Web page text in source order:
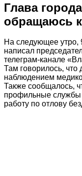
Глава
обращаюсь
На следующее утро,
написал
телеграм-канале
Там говорилось, что
наблюдением
Также сообщалось,
профильные службы
работу по отлову